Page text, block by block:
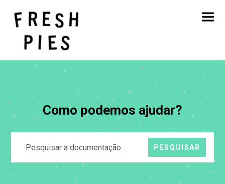
Início
Sobre
O nosso trabalho
Como podemos ajudar?
PESQUISAR